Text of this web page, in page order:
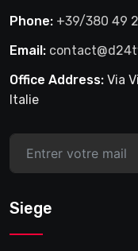
Phone: +39/380 49
Email:
Office Address: Via
Italie
Siege